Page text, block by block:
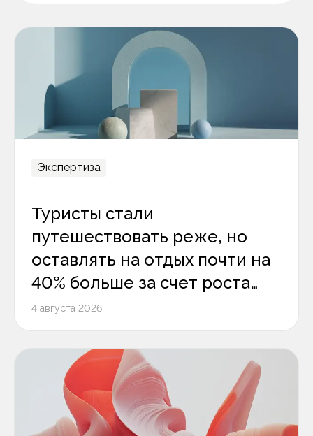
Экспертиза
Туристы стали
путешествовать реже, но
оставлять на отдых почти на
40% больше за счет роста
среднего чека
4 августа 2026